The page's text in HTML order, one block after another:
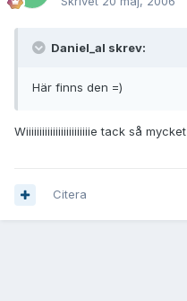
Daniel_al skrev:
Här finns den =)
Wiiiiiiiiiiiiiiiiiiiiiiiie tack så mycket
Citera